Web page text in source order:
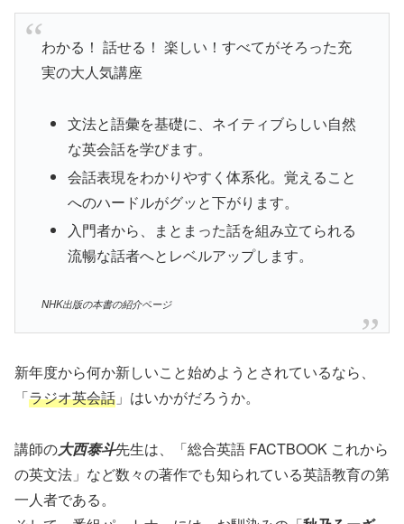
わかる！ 話せる！ 楽しい！すべてがそろった充
実の大人気講座
文法と語彙を基礎に、ネイティブらしい自然
な英会話を学びます。
会話表現をわかりやすく体系化。覚えること
へのハードルがグッと下がります。
入門者から、まとまった話を組み立てられる
流暢な話者へとレベルアップします。
NHK出版の本書の紹介ページ
新年度から何か新しいこと始めようとされているなら、
「ラジオ英会話 」はいかがだろうか。
講師の大西泰斗先生は、「総合英語 FACTBOOK これから
の英文法」など数々の著作でも知られている英語教育の第
一人者である。